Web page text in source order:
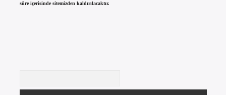
süre içerisinde sitemizden kaldırılacaktır.